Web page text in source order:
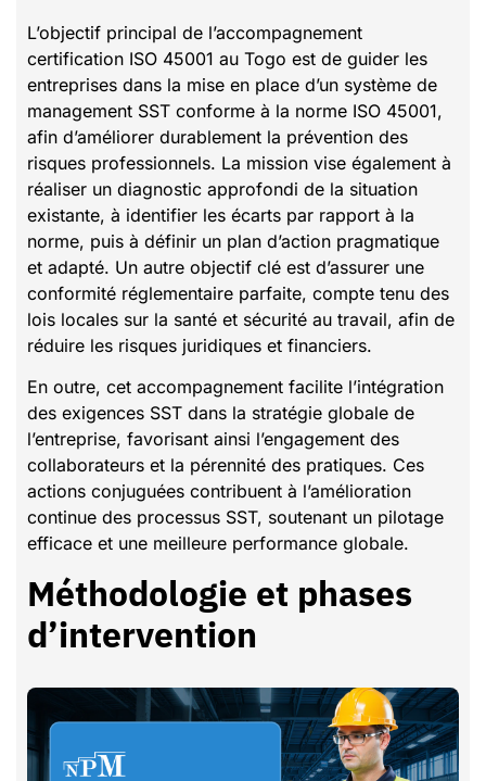
L’objectif principal de l’accompagnement
certification ISO 45001 au Togo est de guider les
entreprises dans la mise en place d’un système de
management SST conforme à la norme ISO 45001,
afin d’améliorer durablement la prévention des
risques professionnels. La mission vise également à
réaliser un diagnostic approfondi de la situation
existante, à identifier les écarts par rapport à la
norme, puis à définir un plan d’action pragmatique
et adapté. Un autre objectif clé est d’assurer une
conformité réglementaire parfaite, compte tenu des
lois locales sur la santé et sécurité au travail, afin de
réduire les risques juridiques et financiers.
En outre, cet accompagnement facilite l’intégration
des exigences SST dans la stratégie globale de
l’entreprise, favorisant ainsi l’engagement des
collaborateurs et la pérennité des pratiques. Ces
actions conjuguées contribuent à l’amélioration
continue des processus SST, soutenant un pilotage
efficace et une meilleure performance globale.
Méthodologie et phases
d’intervention